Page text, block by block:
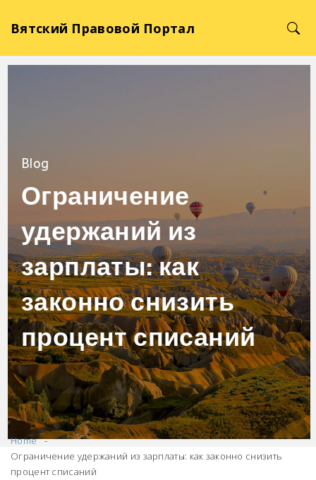
Вятский Правовой Портал
Blog
Ограничение
удержаний из
зарплаты: как
законно снизить
процент списаний
Home
Ограничение удержаний из зарплаты: как законно снизить
процент списаний